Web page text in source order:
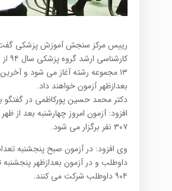
رییس مرکز سنجش آموزش پزشکی
۱۳ مجموعه رشته آغاز می شود و
بعدازظهر آزمون خواهند داد.
دکتر محمد حسین پورکاظمی در گفتگو
۳۰۷ نفر برگزار می شود.
۹۰۴ داوطلب شرکت می کنند.